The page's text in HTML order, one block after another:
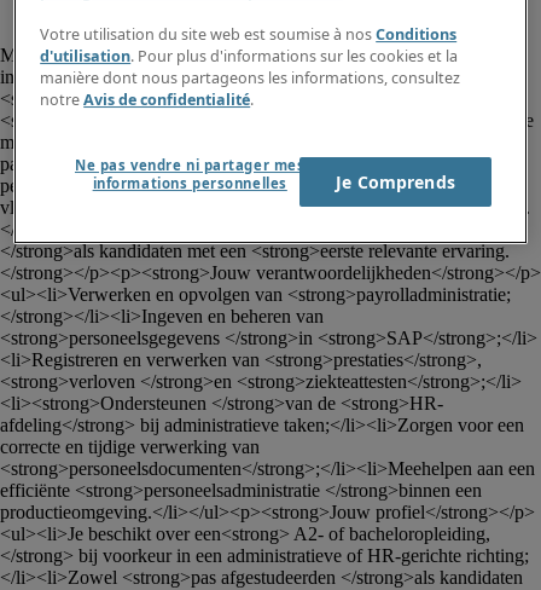
						<p><strong>Administratief
Medewerker Payroll (m/v/x) - regio Ieper</strong></p><p>Voor een
internationaal actief <strong>voedingsbedrijf </strong>in de regio
<strong>Ieper </strong>zijn we op zoek naar een
<strong>Administratief Medewerker Payroll</strong>. In deze functie
maak je deel uit van het HR-team en ondersteun je de dagelijkse
payroll- en personeelsadministratie. Je zorgt ervoor dat
personeelsgegevens correct verwerkt worden en draagt bij aan een
vlotte <strong>administratieve opvolging </strong>van medewerkers.
</p><p>Deze functie staat open voor zowel <strong>schoolverlaters
</strong>als kandidaten met een <strong>eerste relevante ervaring.
</strong></p><p><strong>Jouw verantwoordelijkheden</strong></p>
<ul><li>Verwerken en opvolgen van <strong>payrolladministratie;
</strong></li><li>Ingeven en beheren van
<strong>personeelsgegevens </strong>in <strong>SAP</strong>;</li>
<li>Registreren en verwerken van <strong>prestaties</strong>,
<strong>verloven </strong>en <strong>ziekteattesten</strong>;</li>
<li><strong>Ondersteunen </strong>van de <strong>HR-
afdeling</strong> bij administratieve taken;</li><li>Zorgen voor een
correcte en tijdige verwerking van
<strong>personeelsdocumenten</strong>;</li><li>Meehelpen aan een
efficiënte <strong>personeelsadministratie </strong>binnen een
productieomgeving.</li></ul><p><strong>Jouw profiel</strong></p>
<ul><li>Je beschikt over een<strong> A2- of bacheloropleiding,
</strong> bij voorkeur in een administratieve of HR-gerichte richting;
</li><li>Zowel <strong>pas afgestudeerden </strong>als kandidaten
Votre utilisation du site web est soumise à nosConditions
d'utilisation. Pour plus d'informations sur les cookies et la
manière dont nous partageons les informations, consultez
notreAvis de confidentialité.
Ne pas vendre ni partager mes
informations personnelles
Je Comprends